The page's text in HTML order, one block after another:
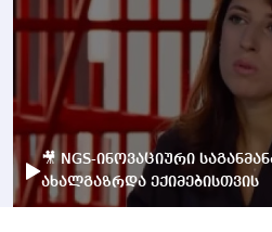
🎥 NGS-ინოვაციური
ახალგაზრდა ექიმებისთვის